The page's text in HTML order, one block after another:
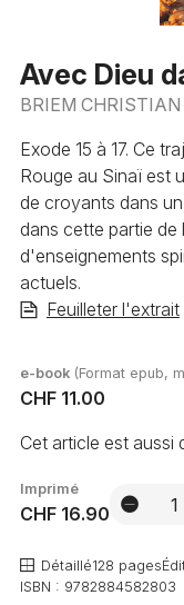
Avec Dieu
BRIEM CHRISTIAN
Exode 15 à 17. Ce
Rouge au Sinaï est
de croyants dans
dans cette partie
d'enseignements
actuels.
Feuilleter l'extrait
e-book (Format epub,
CHF 11.00
Cet article est aussi
Imprimé
CHF 16.90
Détaillé128 pages
ISBN : 9782884582803